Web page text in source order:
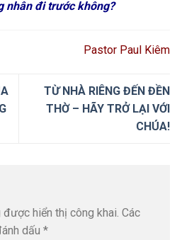
nhân đi trước không?
Pastor Paul Kiêm
TỪ NHÀ RIÊNG ĐẾN ĐỀN
THỜ – HÃY TRỞ LẠI VỚI
CHÚA!
hiển thị công khai. Các
dấu *